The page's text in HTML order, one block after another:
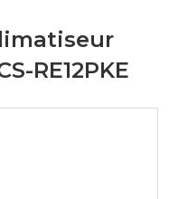
RE12PKE